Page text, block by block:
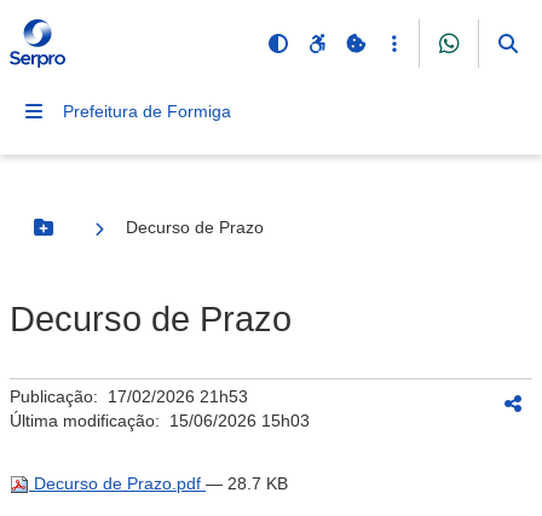
Prefeitura de Formiga
Botão Menu
Decurso de Prazo
Decurso de Prazo
Publicação: 17/02/2026 21h53
Última modificação: 15/06/2026 15h03
Decurso de Prazo.pdf — 28.7 KB